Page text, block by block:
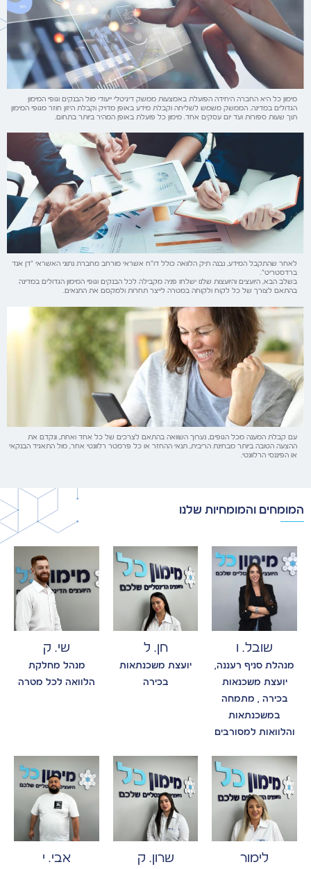
מימון כל היא החברה היחידה הפועלת באמצעות ממשק דיגיטלי ייעודי מול הבנקים וגופי המימון
הגדולים במדינה. הממשק משמש לשליחה וקבלת מידע באופן מדויק וקבלת היזון חוזר מגופי המימון
תוך שעות ספורות ועד יום עסקים אחד. מימון כל פועלת באופן המהיר ביותר בתחום.
לאחר שהתקבל המידע, נבנה תיק הלוואה כולל דו"ח אשראי מורחב מחברת נתוני האשראי "דן אנד
ברדסטריט".
בשלב הבא, היועצים והיועצות שלנו ישלחו פניה מקבילה לכל הבנקים וגופי המימון הגדולים במדינה
בהתאם לצורך של כל לקוח ולקוחה במטרה לייצר תחרות ולמקסם את התנאים.
עם קבלת המענה מכל הגופים, נערוך השוואה בהתאם לצרכים של כל אחד ואחת, ונקדם את
ההצעה הטובה ביותר מבחינת הריבית, תנאי ההחזר או כל פרמטר רלוונטי אחר, מול התאגיד הבנקאי
או הפיננסי הרלוונטי.
המומחים והמומחיות שלנו
שובל. ו
מנהלת סניף רעננה,
יועצת משכנאות
בכירה , מתמחה
במשכנתאות
והלוואות למסורבים
חן. ל
יועצת משכנתאות
בכירה
שי. ק
מנהל מחלקת
הלוואה לכל מטרה
לימור שרון. ק אבי. י